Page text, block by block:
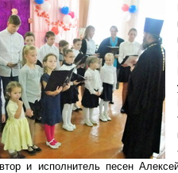
и исполнитель песен